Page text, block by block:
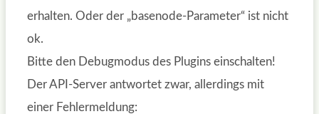
erhalten. Oder der „basenode-Parameter“ ist nicht
ok.
Bitte den Debugmodus des Plugins einschalten!
Der API-Server antwortet zwar, allerdings mit
einer Fehlermeldung: